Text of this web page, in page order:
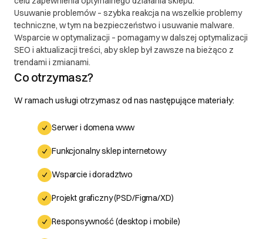
Usuwanie problemów – szybka reakcja na wszelkie problemy
techniczne, w tym na bezpieczeństwo i usuwanie malware.
Wsparcie w optymalizacji – pomagamy w dalszej optymalizacji
SEO i aktualizacji treści, aby sklep był zawsze na bieżąco z
trendami i zmianami.
Co otrzymasz?
W ramach usługi otrzymasz od nas następujące materiały:
Serwer i domena www
Funkcjonalny sklep internetowy
Wsparcie i doradztwo
Projekt graficzny (PSD/Figma/XD)
Responsywność (desktop i mobile)